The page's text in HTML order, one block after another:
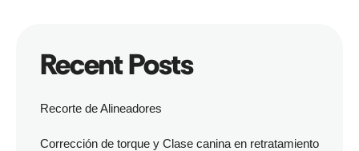
Recent Posts
Recorte de Alineadores
Corrección de torque y Clase canina en retratamiento